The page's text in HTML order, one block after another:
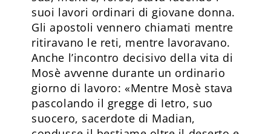
suoi lavori ordinari di giovane donna.
Gli apostoli vennero chiamati mentre
ritiravano le reti, mentre lavoravano.
Anche l’incontro decisivo della vita di
Mosè avvenne durante un ordinario
giorno di lavoro: «Mentre Mosè stava
pascolando il gregge di Ietro, suo
suocero, sacerdote di Madian,